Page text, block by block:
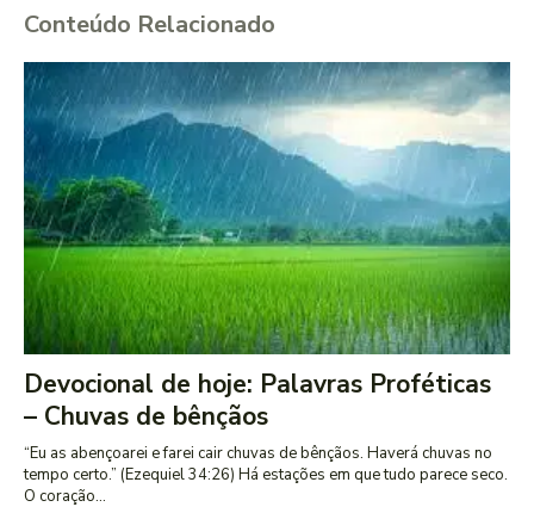
Conteúdo Relacionado
Devocional de hoje: Palavras Proféticas
– Chuvas de bênçãos
“Eu as abençoarei e farei cair chuvas de bênçãos. Haverá chuvas no
tempo certo.” (Ezequiel 34:26) Há estações em que tudo parece seco.
O coração...